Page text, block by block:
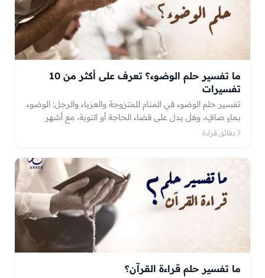
ما تفسير حلم الوضوء؟ تعرف على أكثر من 10
تفسيرات
تفسير حلم الوضوء في المنام للمتزوجة والعزباء والرجل: الوضوء
بماءٍ صافٍ، وهل يدل على قضاء الحاجة أو التوبة، مع أشهر
الدلالات وأسئلة شائعة. تأويلٌ يُستأنس به لا يُقطع به.
7 دقائق قراءة
ما تفسير حلم قراءة القرآن؟